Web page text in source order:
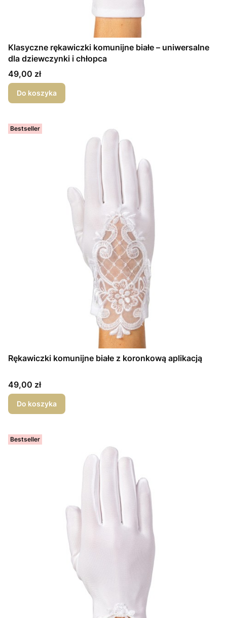
Klasyczne rękawiczki komunijne białe – uniwersalne
dla dziewczynki i chłopca
Cena
49,00 zł
Do koszyka
Bestseller
Rękawiczki komunijne białe z koronkową aplikacją
Cena
49,00 zł
Do koszyka
Bestseller